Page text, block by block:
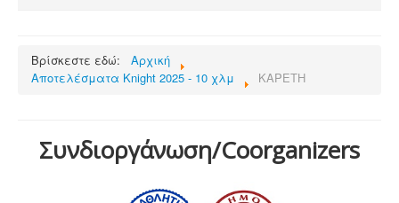
Βρίσκεστε εδώ:
Αρχική
Αποτελέσματα Knight 2025 - 10 χλμ
KAPETH
Συνδιοργάνωση/Coorganizers